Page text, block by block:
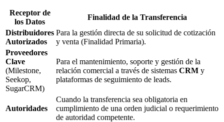
Receptor de
los Datos
Finalidad de la Transferencia
Distribuidores
Autorizados
Para la gestión directa de su solicitud de cotización
y venta (Finalidad Primaria).
Proveedores
Clave
(Milestone,
Seekop,
SugarCRM)
Para el mantenimiento, soporte y gestión de la
relación comercial a través de sistemas CRM y
plataformas de seguimiento de leads.
Autoridades
Cuando la transferencia sea obligatoria en
cumplimiento de una orden judicial o requerimiento
de autoridad competente.